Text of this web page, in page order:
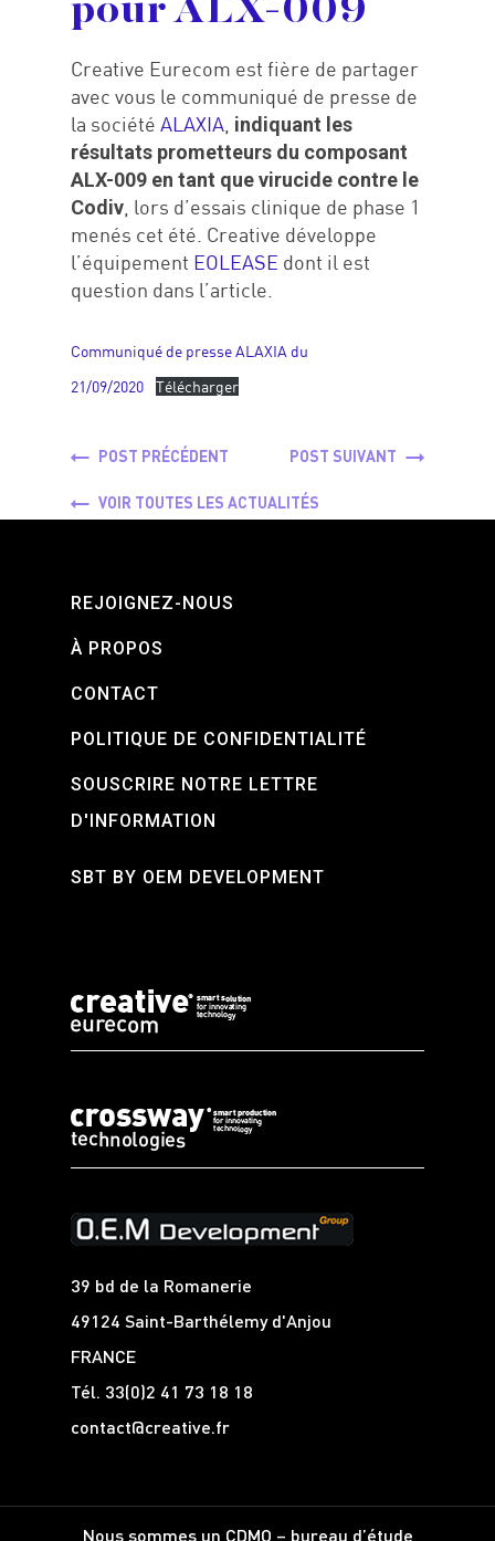
pour ALX-009
Creative Eurecom est fière de partager
avec vous le communiqué de presse de
la société ALAXIA indiquant les
résultats prometteurs du composant
ALX-009 en tant que virucide contre le
Codiv , lors d’essais clinique de phase 1
menés cet été. Creative développe
l’équipement EOLEASE dont il est
question dans l’article.
Communiqué de presse ALAXIA du
21/09/2020
Télécharger
POST PRÉCÉDENT POST SUIVANT
VOIR TOUTES LES ACTUALITÉS
REJOIGNEZ-NOUS
À PROPOS
CONTACT
POLITIQUE DE CONFIDENTIALITÉ
SOUSCRIRE NOTRE LETTRE
D'INFORMATION
SBT BY OEM DEVELOPMENT
39 bd de la Romanerie
49124 Saint-Barthélemy d'Anjou
FRANCE
Tél. 33(0)2 41 73 18 18
contact@creative.fr
Nous sommes un CDMO – bureau d’étude
Expertises
Réalisations
#We are
Carrières
Contact